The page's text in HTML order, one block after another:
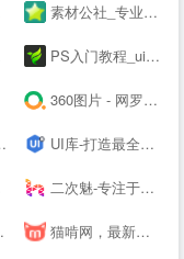
素材公社_专业设计素材网_高清图片网站
PS入门教程_ui设计教程_淘宝美工教程_电商设计_设计教程_设计素材_字体下载_设计先锋网
360图片 - 网罗天下美图
UI库-打造最全的UI素材库
二次魅-专注于分享国内外高清精品二次元电脑手机图片壁纸
猫啃网，最新最全的可免费商用中文字体下载网站！喵啃~